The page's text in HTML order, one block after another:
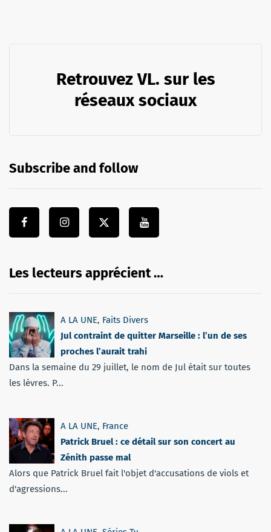
Retrouvez VL. sur les
réseaux sociaux
Subscribe and follow
Les lecteurs apprécient …
A LA UNE, Faits Divers
Jul contraint de quitter Marseille : l’un de ses
proches l’aurait trahi
Dans la semaine du 29 juillet, le nom de Jul était sur toutes
les lèvres. P...
A LA UNE, France
Patrick Bruel : ce détail sur son concert au
Zénith passe mal
Alors que Patrick Bruel fait l'objet d'accusations de viols et
d'agressions...